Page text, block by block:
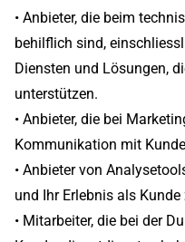
• Anbieter, die beim
behilflich sind,
Diensten und Lösungen,
unterstützen.
• Anbieter, die bei
Kommunikation mit
• Anbieter von
und Ihr Erlebnis als
• Mitarbeiter, die bei der